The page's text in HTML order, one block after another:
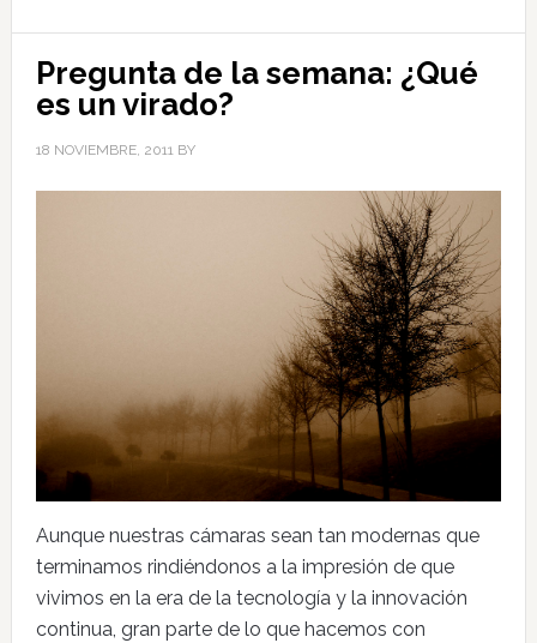
Pregunta de la semana: ¿Qué
es un virado?
18 NOVIEMBRE, 2011BY
Aunque nuestras cámaras sean tan modernas que
terminamos rindiéndonos a la impresión de que
vivimos en la era de la tecnología y la innovación
continua, gran parte de lo que hacemos con